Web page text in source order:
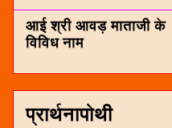
आई श्री आवड़ माताजी के
विविध नाम
प्रार्थनापोथी